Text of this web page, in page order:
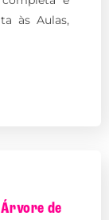
às Aulas,
Árvore de